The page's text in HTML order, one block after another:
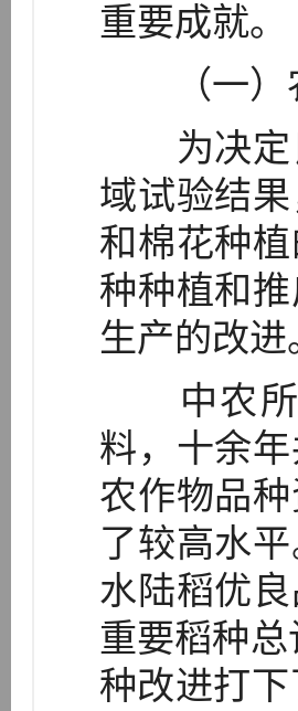
重要成就。
（一）
为决定良
域试验结
和棉花种
种种植和
生产的改进
中农所
料，十余
农作物品
了较高水
水陆稻优
重要稻种
种改进打